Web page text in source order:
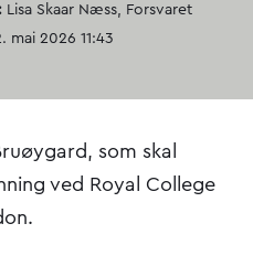
Lisa Skaar Næss, Forsvaret
mai 2026 11:43
som skal
ved Royal College